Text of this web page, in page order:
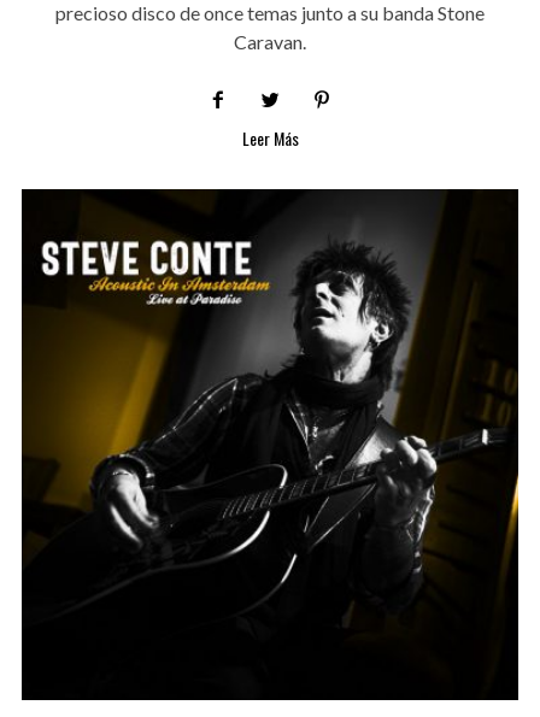
precioso disco de once temas junto a su banda Stone
Caravan.
Leer Más